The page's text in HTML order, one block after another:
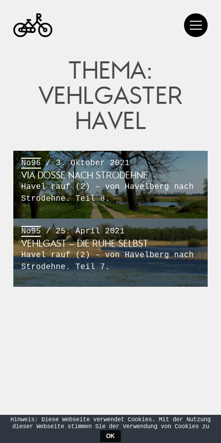
THEMA:
VEHLGASTER
HAVEL
No96/ 3. Oktober 2021
VIA DOSSE NACH STRODEHNE
Havel rauf (2) – von Havelberg nach
Strodehne. Teil 8.
No95/ 25. April 2021
VEHLGAST – DIE RUHE SELBST
Havel rauf (2) – von Havelberg nach
Strodehne. Teil 7.
Hinweis: Diese Webseite verwendet Cookies. Mit der Nutzung
dieser Webseite stimmen Sie der Verwendung von Cookies zu
OK